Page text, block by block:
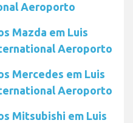
Aeroporto
Mazda em Luis
Aeroporto
Mercedes em Luis
Aeroporto
Mitsubishi em Luis